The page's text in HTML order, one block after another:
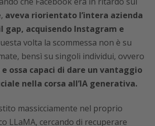
aveva riorientato l’intera azienda
gap, acquisendo Instagram e
volta la scommessa non è su
bensì su singoli individui, ovvero
ossa capaci di dare un vantaggio
nella corsa all’IA generativa.
massicciamente nel proprio
LLaMA, cercando di recuperare